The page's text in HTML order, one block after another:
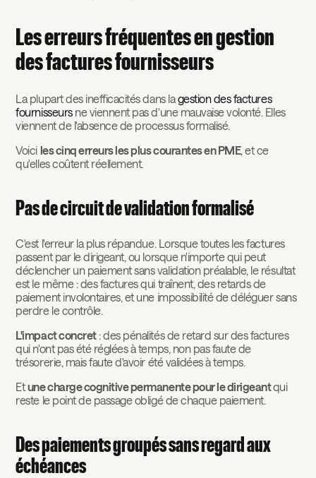
Les erreurs fréquentes en gestion
des factures fournisseurs
La plupart des inefficacités dans lagestion des factures
fournisseursne viennent pas d'une mauvaise volonté. Elles
viennent de l'absence de processus formalisé.
Voici les cinq erreurs les plus courantes en PME, et ce
qu'elles coûtent réellement.
Pas de circuit de validation formalisé
C'est l'erreur la plus répandue. Lorsque toutes les factures
passent par le dirigeant, ou lorsque n'importe qui peut
déclencher un paiement sans validation préalable, le résultat
est le même : des factures qui traînent, des retards de
paiement involontaires, et une impossibilité de déléguer sans
perdre le contrôle.
L'impact concret: des pénalités de retard sur des factures
qui n'ont pas été réglées à temps, non pas faute de
trésorerie, mais faute d'avoir été validées à temps.
Etune charge cognitive permanente pour le dirigeantqui
reste le point de passage obligé de chaque paiement.
Des paiements groupés sans regard aux
échéances